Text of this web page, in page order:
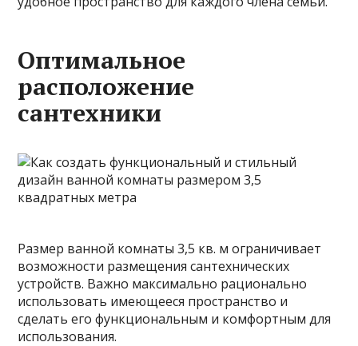
Оптимальное
расположение
сантехники
Размер ванной комнаты 3,5 кв. м ограничивает
возможности размещения сантехнических
устройств. Важно максимально рационально
использовать имеющееся пространство и
сделать его функциональным и комфортным для
использования.